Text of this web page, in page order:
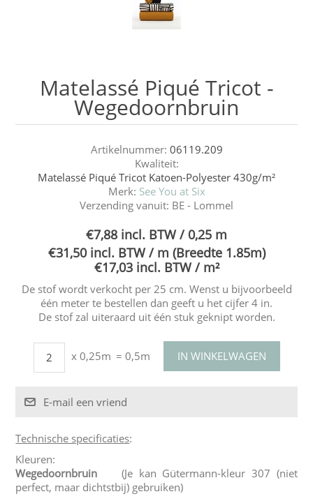
Matelassé Piqué Tricot -
Wegedoornbruin
Artikelnummer: 06119.209
Kwaliteit:
Matelassé Piqué Tricot Katoen-Polyester 430g/m²
Merk: See You at Six
Verzending vanuit: BE - Lommel
€7,88 incl. BTW / 0,25 m
€31,50 incl. BTW / m (Breedte 1.85m)
€17,03 incl. BTW / m²
De stof wordt verkocht per 25 cm. Wenst u bijvoorbeeld
één meter te bestellen dan geeft u het cijfer 4 in.
De stof zal uiteraard uit één stuk geknipt worden.
x 0,25m = 0,5m
Technische specificaties:
Kleuren:
Wegedoornbruin (Je kan Gütermann-kleur 307 (niet
perfect, maar dichtstbij) gebruiken)